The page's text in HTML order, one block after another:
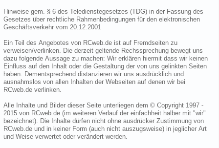
Hinweise gem. § 6 des Teledienstegesetzes (TDG) in der Fassung des
Gesetzes über rechtliche Rahmenbedingungen für den elektronischen
Geschäftsverkehr vom 20.12.2001
Ein Teil des Angebotes von RCweb.de ist auf Fremdseiten zu
verweisen/verlinken. Die derzeit geltende Rechssprechung bewegt uns
dazu folgende Aussage zu machen: Wir erklären hiermit dass wir keinen
Einfluss auf den Inhalt oder die Gestaltung der von uns gelinkten Seiten
haben. Dementsprechend distanzieren wir uns ausdrücklich und
ausnahmslos von allen Inhalten der Webseiten auf denen wir bei
RCweb.de verlinken.
Alle Inhalte und Bilder dieser Seite unterliegen dem © Copyright 1997 -
2015 von RCweb.de (im weiteren Verlauf der einfachheit halber mit "wir"
bezeichnet). Die Inhalte dürfen nicht ohne ausdrücker Zustimmung von
RCweb.de und in keiner Form (auch nicht auszugsweise) in jeglicher Art
und Weise verwertet oder verändert werden.